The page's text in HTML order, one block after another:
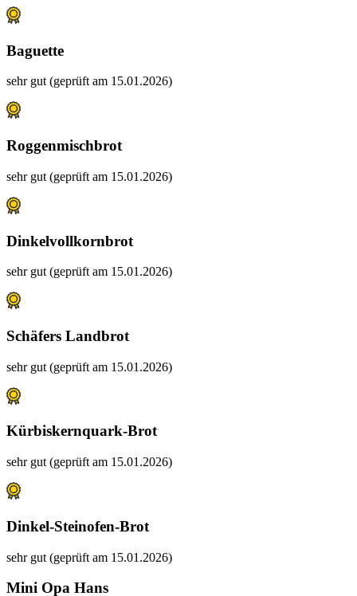
Baguette
sehr gut (geprüft am 15.01.2026)
Roggenmischbrot
sehr gut (geprüft am 15.01.2026)
Dinkelvollkornbrot
sehr gut (geprüft am 15.01.2026)
Schäfers Landbrot
sehr gut (geprüft am 15.01.2026)
Kürbiskernquark-Brot
sehr gut (geprüft am 15.01.2026)
Dinkel-Steinofen-Brot
sehr gut (geprüft am 15.01.2026)
Mini Opa Hans